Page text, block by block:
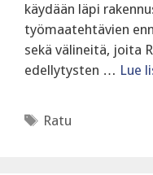
käydään läpi
työmaatehtävien
sekä välineitä, joita
edellytysten … Lue
Avainsanat
Ratu